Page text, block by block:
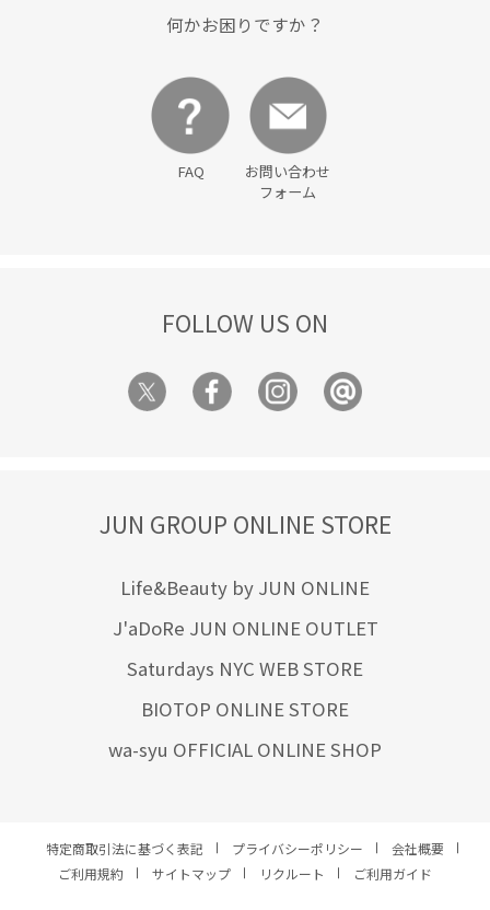
何かお困りですか？
FAQ
お問い合わせ
フォーム
FOLLOW US ON
JUN GROUP ONLINE STORE
Life&Beauty by JUN ONLINE
J'aDoRe JUN ONLINE OUTLET
Saturdays NYC WEB STORE
BIOTOP ONLINE STORE
wa-syu OFFICIAL ONLINE SHOP
特定商取引法に基づく表記 プライバシーポリシー
会社概要
ご利用規約
サイトマップ リクルート ご利用ガイド